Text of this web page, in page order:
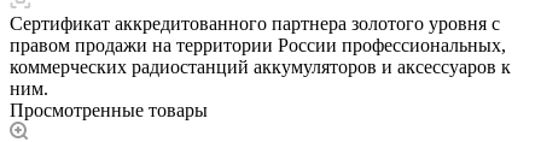
Сертификат аккредитованного партнера золотого уровня с
правом продажи на территории России профессиональных,
коммерческих радиостанций аккумуляторов и аксессуаров к
ним.
Просмотренные товары